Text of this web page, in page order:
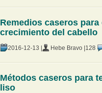
Remedios caseros para
crecimiento del cabello
2016-12-13 | Hebe Bravo | 128
Métodos caseros para
liso